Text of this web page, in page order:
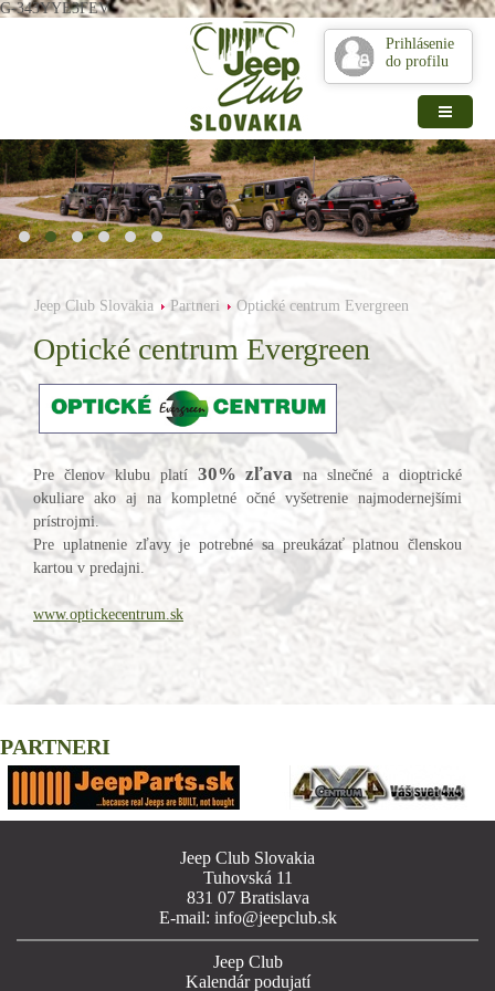
G-343YYE3FEV
Prihlásenie
do profilu
Jeep Club Slovakia Partneri Optické centrum Evergreen
Optické centrum Evergreen
Pre členov klubu platí 30% zľava na slnečné a dioptrické
okuliare ako aj na kompletné očné vyšetrenie najmodernejšími
prístrojmi.
Pre uplatnenie zľavy je potrebné sa preukázať platnou členskou
kartou v predajni.
www.optickecentrum.sk
PARTNERI
Jeep Club Slovakia
Tuhovská 11
831 07 Bratislava
E-mail: info@jeepclub.sk
Jeep Club
Kalendár podujatí